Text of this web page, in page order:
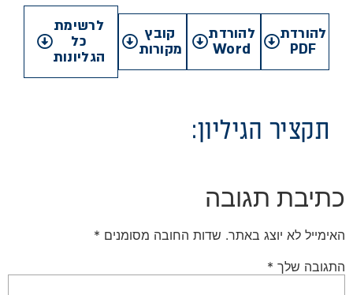
להורדת
PDF
להורדת
Word
קובץ
מקורות
לרשימת
כל
הגליונות
תקציר הגיליון:
כתיבת תגובה
האימייל לא יוצג באתר. שדות החובה מסומנים *
התגובה שלך *